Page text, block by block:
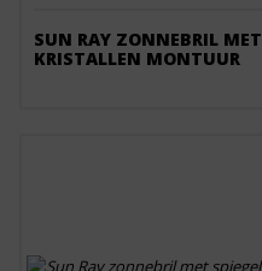
SUN RAY ZONNEBRIL MET
KRISTALLEN MONTUUR